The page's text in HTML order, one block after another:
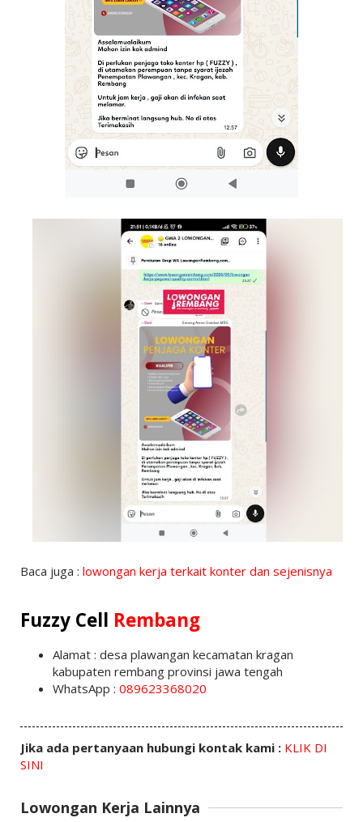
Baca juga : lowongan kerja terkait konter dan sejenisnya
Fuzzy Cell Rembang
Alamat : desa plawangan kecamatan kragan
kabupaten rembang provinsi jawa tengah
WhatsApp : 089623368020
Jika ada pertanyaan hubungi kontak kami : KLIK DI
SINI
Lowongan Kerja Lainnya